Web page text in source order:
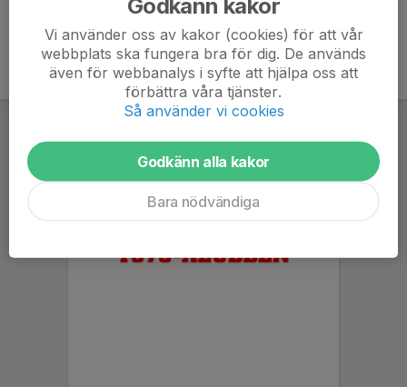
Vi använder oss av kakor (cookies) för att vår
webbplats ska fungera bra för dig. De används
även för webbanalys i syfte att hjälpa oss att
förbättra våra tjänster.
Så använder vi cookies
Godkänn alla kakor
Bara nödvändiga